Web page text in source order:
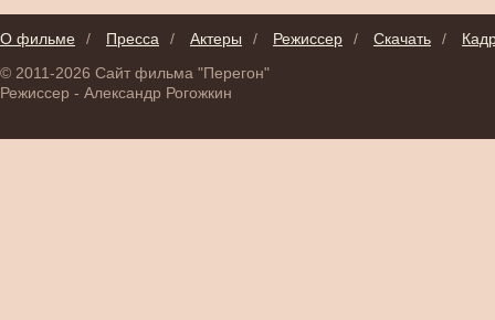
О фильме / Пресса / Актеры / Режиссер / Скачать /
© 2011-2026 Сайт фильма "Перегон"
Режиссер - Александр Рогожкин